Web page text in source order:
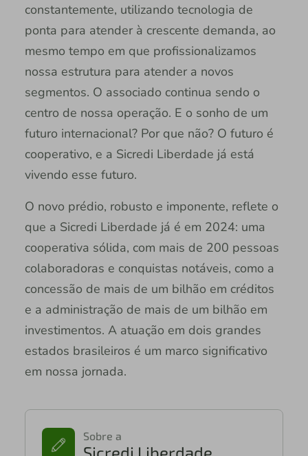
constantemente, utilizando tecnologia de
ponta para atender à crescente demanda, ao
mesmo tempo em que profissionalizamos
nossa estrutura para atender a novos
segmentos. O associado continua sendo o
centro de nossa operação. E o sonho de um
futuro internacional? Por que não? O futuro é
cooperativo, e a Sicredi Liberdade já está
vivendo esse futuro.
O novo prédio, robusto e imponente, reflete o
que a Sicredi Liberdade já é em 2024: uma
cooperativa sólida, com mais de 200 pessoas
colaboradoras e conquistas notáveis, como a
concessão de mais de um bilhão em créditos
e a administração de mais de um bilhão em
investimentos. A atuação em dois grandes
estados brasileiros é um marco significativo
em nossa jornada.
Sobre a
Sicredi Liberdade